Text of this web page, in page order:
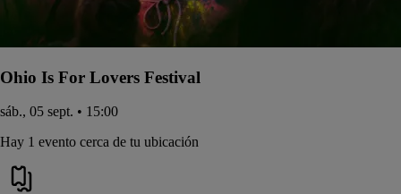
Ohio Is For Lovers Festival
sáb., 05 sept. • 15:00
Hay 1 evento cerca de tu ubicación